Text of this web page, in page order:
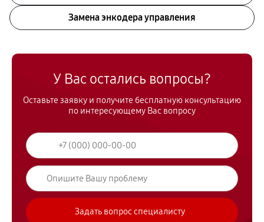
Замена энкодера управления
У Вас остались вопросы?
Оставьте заявку и получите бесплатную консультацию
по интересующему Вас вопросу